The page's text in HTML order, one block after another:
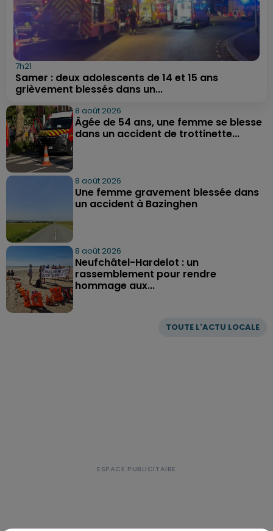
TOUTE L'ACTU LOCALE
7h21
Samer : deux adolescents de 14 et 15 ans
grièvement blessés dans un...
8 août 2026
Âgée de 54 ans, une femme se blesse
dans un accident de trottinette...
8 août 2026
Une femme gravement blessée dans
un accident à Bazinghen
8 août 2026
Neufchâtel-Hardelot : un
rassemblement pour rendre
hommage aux...